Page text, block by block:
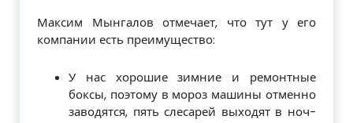
Максим Мынгалов отмечает, что тут у его
компании есть преимущество:
У нас хорошие зимние и ремонтные
боксы, поэтому в мороз машины отменно
заводятся, пять слесарей выходят в ноч­